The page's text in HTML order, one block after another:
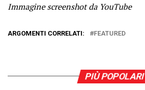
Immagine screenshot da YouTube
ARGOMENTI CORRELATI: FEATURED
PIÙ POPOLARI